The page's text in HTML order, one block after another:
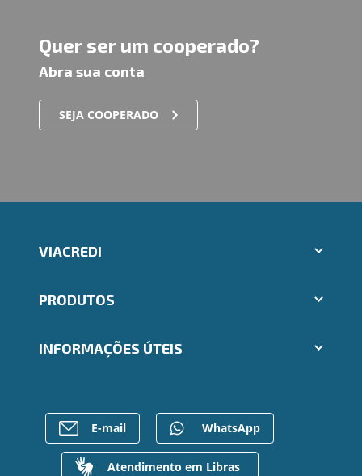
Quer ser um cooperado?
Abra sua conta
SEJA COOPERADO
VIACREDI
Indique um amigo
Trabalhe Conosco
Ailos Educação
Bens à venda
Mapa do site
Gerenciar Cookies
PRODUTOS
Consórcios
Previdência
Para empresas
INFORMAÇÕES ÚTEIS
Caixa Eletrônico
Regularização de dívidas
Valores a Receber
E-mail WhatsApp
Atendimento em Libras